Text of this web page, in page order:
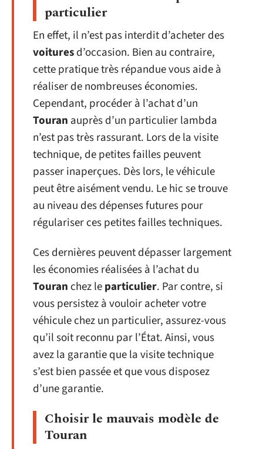
particulier
En effet, il n’est pas interdit d’acheter des
voituresd’occasion. Bien au contraire,
cette pratique très répandue vous aide à
réaliser de nombreuses économies.
Cependant, procéder à l’achat d’un
Touran auprès d’un particulier lambda
n’est pas très rassurant. Lors de la visite
technique, de petites failles peuvent
passer inaperçues. Dès lors, le véhicule
peut être aisément vendu. Le hic se trouve
au niveau des dépenses futures pour
régulariser ces petites failles techniques.
Ces dernières peuvent dépasser largement
les économies réalisées à l’achat du
Touran chez leparticulier. Par contre, si
vous persistez à vouloir acheter votre
véhicule chez un particulier, assurez-vous
qu’il soit reconnu par l’État. Ainsi, vous
avez la garantie que la visite technique
s’est bien passée et que vous disposez
d’une garantie.
Choisir le mauvais modèle de
Touran